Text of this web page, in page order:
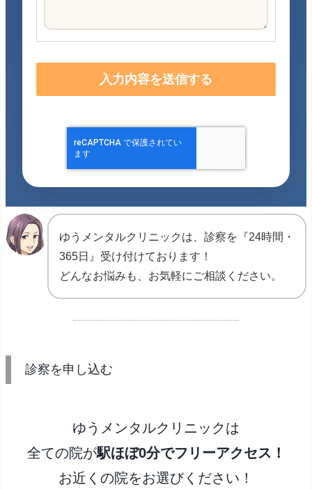
ゆうメンタルクリニックは、診察を『24時間・
365日』受け付けております！
どんなお悩みも、お気軽にご相談ください。
診察を申し込む
ゆうメンタルクリニックは
全ての院が駅ほぼ0分でフリーアクセス！
お近くの院をお選びください！